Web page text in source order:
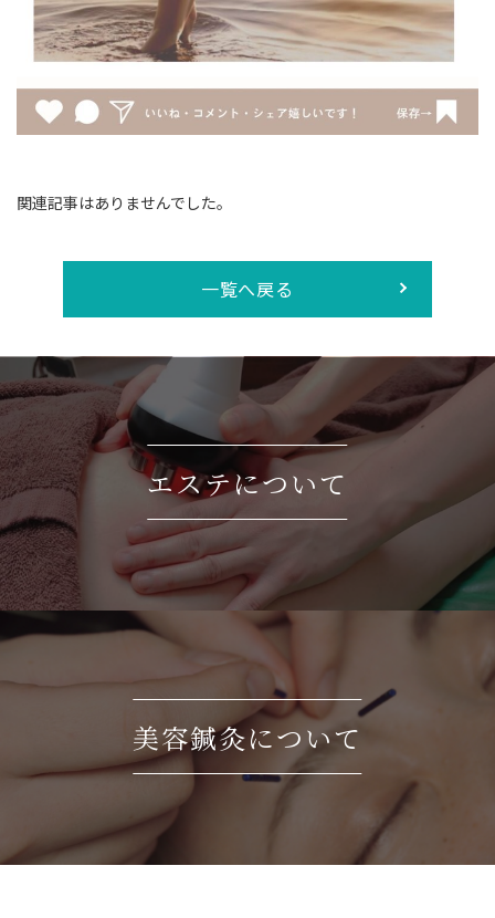
関連記事はありませんでした。
一覧へ戻る
エステについて
美容鍼灸について